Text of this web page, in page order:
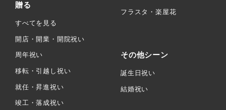
贈る
すべてを見る
開店・開業・開院祝い
周年祝い
移転・引越し祝い
就任・昇進祝い
竣工・落成祝い
フラスタ・楽屋花
その他シーン
誕生日祝い
結婚祝い